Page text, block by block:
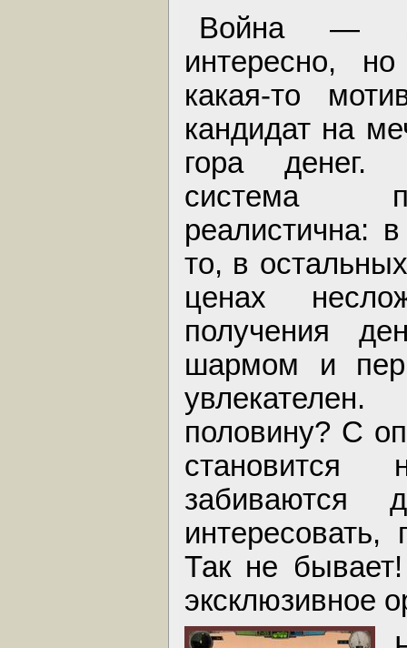
Война —
интересно,
какая-то
кандидат на
гора денег.
система
реалистична:
то, в
ценах
получения
шармом и
половину? С
становится
забиваются
Так не
эксклюзивное